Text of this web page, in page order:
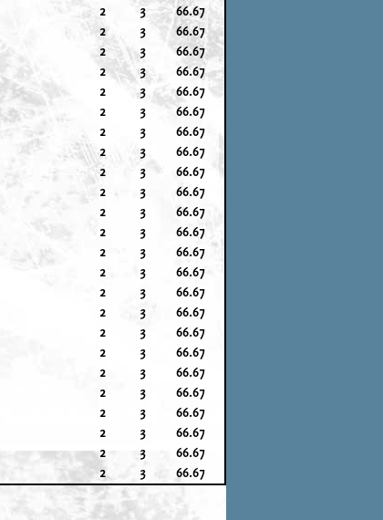
2 3
66.67
2 3
66.67
2 3
66.67
2 3
66.67
2 3
66.67
2 3
66.67
2 3
66.67
2 3
66.67
2 3
66.67
2 3
66.67
2 3
66.67
2 3
66.67
2 3
66.67
2 3
66.67
2 3
66.67
2 3
66.67
2 3
66.67
2 3
66.67
2 3
66.67
2 3
66.67
2 3
66.67
2 3
66.67
2 3
66.67
2 3 66.67